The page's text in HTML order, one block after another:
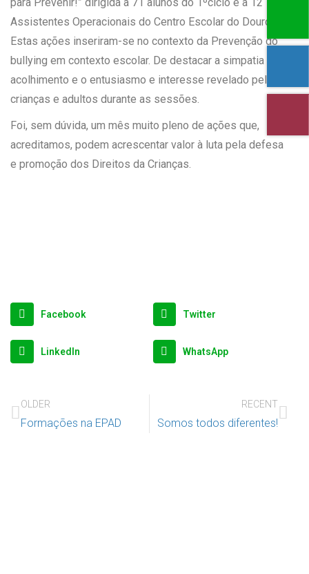
Assistentes Operacionais do Centro Escolar do Douro.
Estas ações inseriram-se no contexto da Prevenção do
bullying em contexto escolar. De destacar a simpatia do
acolhimento e o entusiasmo e interesse revelado pelas
crianças e adultos durante as sessões.
Foi, sem dúvida, um mês muito pleno de ações que,
acreditamos, podem acrescentar valor à luta pela defesa
e promoção dos Direitos da Crianças.
Facebook Twitter
LinkedIn WhatsApp
OLDER
Formações na EPAD
RECENT
Somos todos diferentes!